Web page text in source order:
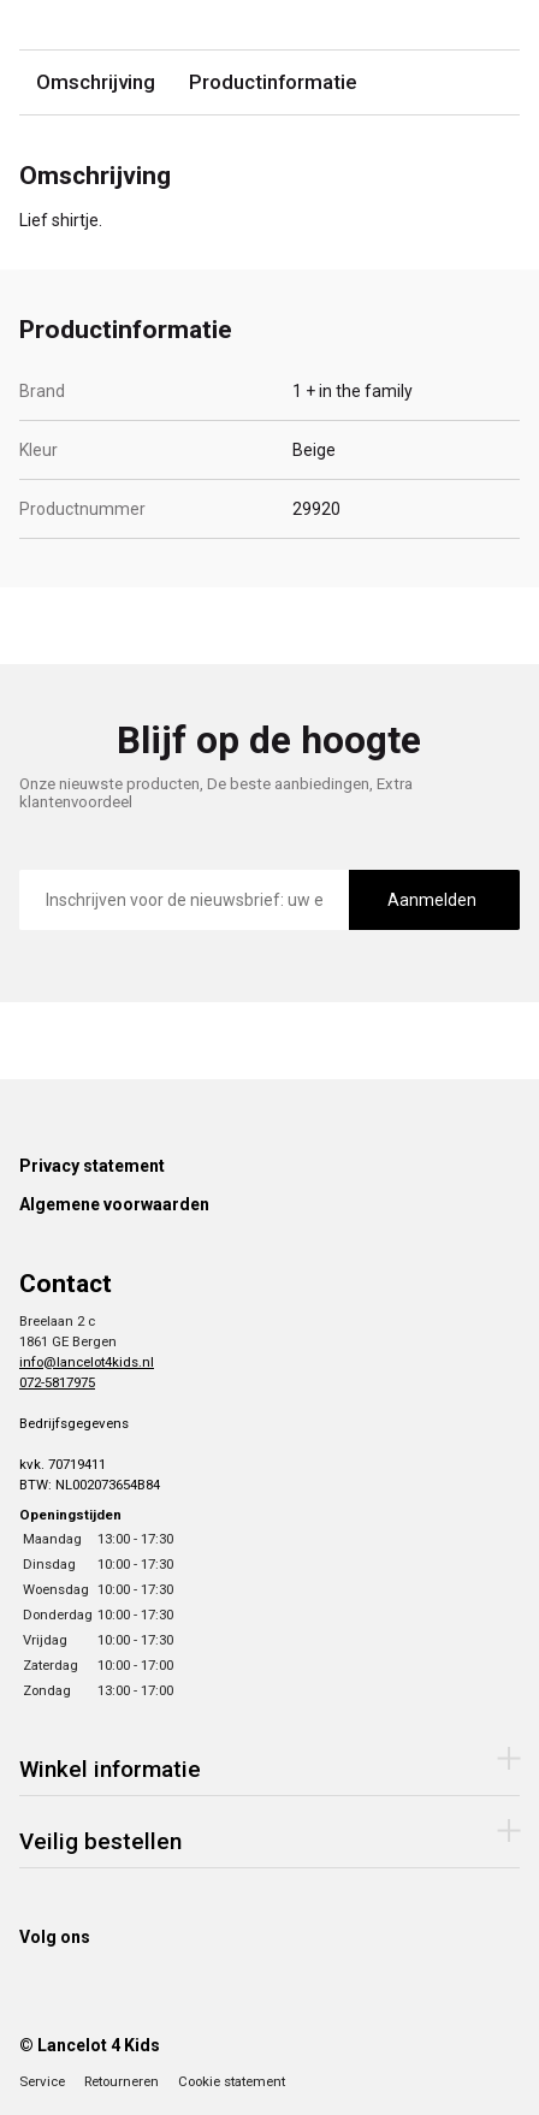
Omschrijving Productinformatie
Omschrijving
Lief shirtje.
Productinformatie
Brand 1 + in the family
Kleur Beige
Productnummer 29920
Blijf op de hoogte
Onze nieuwste producten, De beste aanbiedingen, Extra
klantenvoordeel
mailadres
Aanmelden
Footer
Privacy statement
Algemene voorwaarden
Contact
Breelaan 2 c
1861 GE Bergen
info@lancelot4kids.nl
072-5817975
Bedrijfsgegevens
kvk. 70719411
BTW: NL002073654B84
Openingstijden
Maandag
13:00 - 17:30
Dinsdag
10:00 - 17:30
Woensdag 10:00 - 17:30
Donderdag 10:00 - 17:30
Vrijdag
10:00 - 17:30
Zaterdag
10:00 - 17:00
Zondag
13:00 - 17:00
Winkel informatie
Veilig bestellen
Volg ons
© Lancelot 4 Kids
Service Retourneren Cookie statement